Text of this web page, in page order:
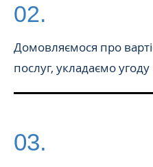
02.
Домовляємося про
послуг, укладаємо угоду
03.